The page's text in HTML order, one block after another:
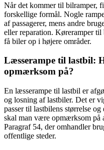
Når det kommer til bilramper,
forskellige formål. Nogle
af passagerer, mens andre
eller reparation. Køreramper til
få biler op i højere områder.
Læsserampe til lastbil:
opmærksom på?
En læsserampe til lastbil er
og losning af lastbiler. Det er
passer til lastbilens størrelse
skal man være opmærksom
Paragraf 54, der omhandler
offentlige steder.